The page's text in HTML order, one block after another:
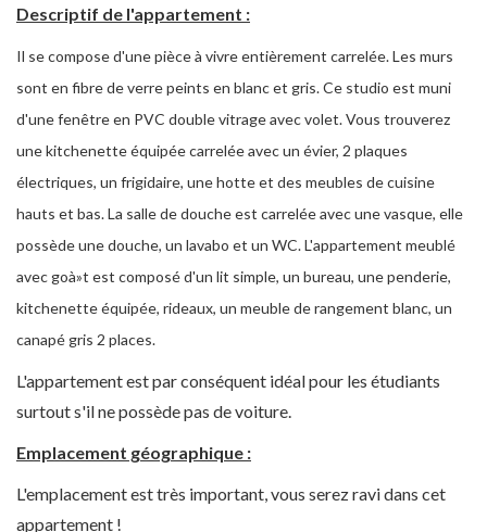
Descriptif de l'appartement :
Il se compose d'une pièce à vivre entièrement carrelée. Les murs
sont en fibre de verre peints en blanc et gris. Ce studio est muni
d'une fenêtre en PVC double vitrage avec volet. Vous trouverez
une kitchenette équipée carrelée avec un évier, 2 plaques
électriques, un frigidaire, une hotte et des meubles de cuisine
hauts et bas. La salle de douche est carrelée avec une vasque, elle
possède une douche, un lavabo et un WC. L'appartement meublé
avec goà»t est composé d'un lit simple, un bureau, une penderie,
kitchenette équipée, rideaux, un meuble de rangement blanc, un
canapé gris 2 places.
L'appartement est par conséquent idéal pour les étudiants
surtout s'il ne possède pas de voiture.
Emplacement géographique :
L'emplacement est très important, vous serez ravi dans cet
appartement !